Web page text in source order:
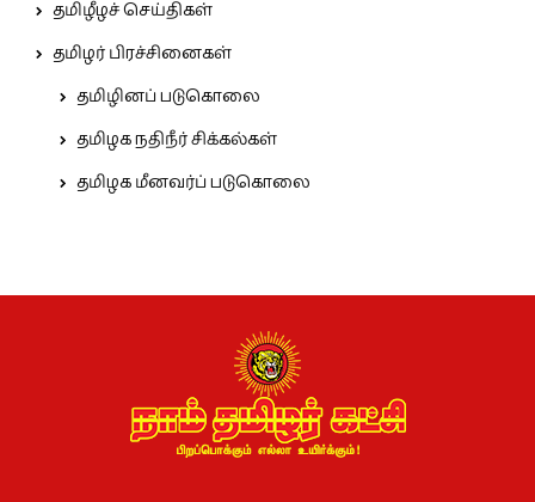
தமிழீழச் செய்திகள்
தமிழர் பிரச்சினைகள்
தமிழினப் படுகொலை
தமிழக நதிநீர் சிக்கல்கள்
தமிழக மீனவர்ப் படுகொலை